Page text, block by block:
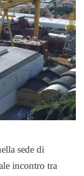
sede di
incontro tra